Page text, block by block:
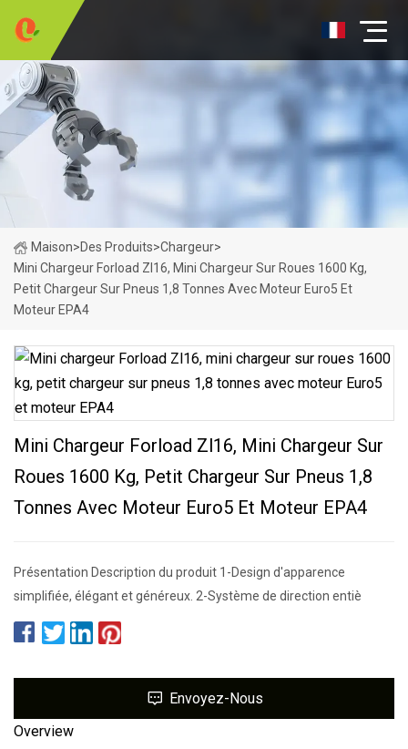
Maison>Des Produits>Chargeur>
Mini Chargeur Forload Zl16, Mini Chargeur Sur Roues 1600 Kg,
Petit Chargeur Sur Pneus 1,8 Tonnes Avec Moteur Euro5 Et
Moteur EPA4
Mini Chargeur Forload Zl16, Mini Chargeur Sur
Roues 1600 Kg, Petit Chargeur Sur Pneus 1,8
Tonnes Avec Moteur Euro5 Et Moteur EPA4
Présentation Description du produit 1-Design d'apparence
simplifiée, élégant et généreux. 2-Système de direction entiè
Envoyez-Nous
Overview